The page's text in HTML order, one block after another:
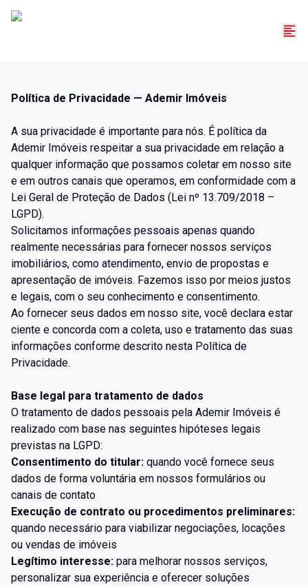
Política de Privacidade — Ademir Imóveis
A sua privacidade é importante para nós. É política da
Ademir Imóveis respeitar a sua privacidade em relação a
qualquer informação que possamos coletar em nosso site
e em outros canais que operamos, em conformidade com a
Lei Geral de Proteção de Dados (Lei nº 13.709/2018 –
LGPD).
Solicitamos informações pessoais apenas quando
realmente necessárias para fornecer nossos serviços
imobiliários, como atendimento, envio de propostas e
apresentação de imóveis. Fazemos isso por meios justos
e legais, com o seu conhecimento e consentimento.
Ao fornecer seus dados em nosso site, você declara estar
ciente e concorda com a coleta, uso e tratamento das suas
informações conforme descrito nesta Política de
Privacidade.
Base legal para tratamento de dados
O tratamento de dados pessoais pela Ademir Imóveis é
realizado com base nas seguintes hipóteses legais
previstas na LGPD:
Consentimento do titular: quando você fornece seus
dados de forma voluntária em nossos formulários ou
canais de contato
Execução de contrato ou procedimentos preliminares:
quando necessário para viabilizar negociações, locações
ou vendas de imóveis
Legítimo interesse: para melhorar nossos serviços,
personalizar sua experiência e oferecer soluções